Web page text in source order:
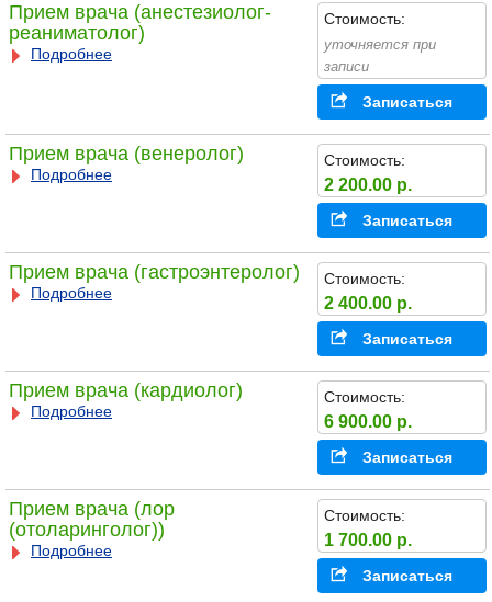
Прием врача (анестезиолог-
реаниматолог)
Подробнее
Стоимость:
уточняется при
записи
Записаться
Прием врача (венеролог)
Подробнее
Стоимость:
2 200.00 р.
Записаться
Прием врача (гастроэнтеролог)
Подробнее
Стоимость:
2 400.00 р.
Записаться
Прием врача (кардиолог)
Подробнее
Стоимость:
6 900.00 р.
Записаться
Прием врача (лор
(отоларинголог))
Подробнее
Стоимость:
1 700.00 р.
Записаться